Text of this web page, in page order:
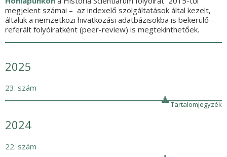
megjelent számai – az indexelő szolgáltatások által kezelt,
általuk a nemzetközi hivatkozási adatbázisokba is bekerülő –
referált folyóiratként (peer-review) is megtekinthetőek.
2025
23. szám
Tartalomjegyzék
2024
22. szám